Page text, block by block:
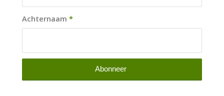
Achternaam *